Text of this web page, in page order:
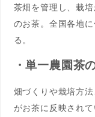
茶畑を管理し、栽
のお茶。全国各地
る。
・単一農園茶
畑づくりや栽培方
がお茶に反映されて